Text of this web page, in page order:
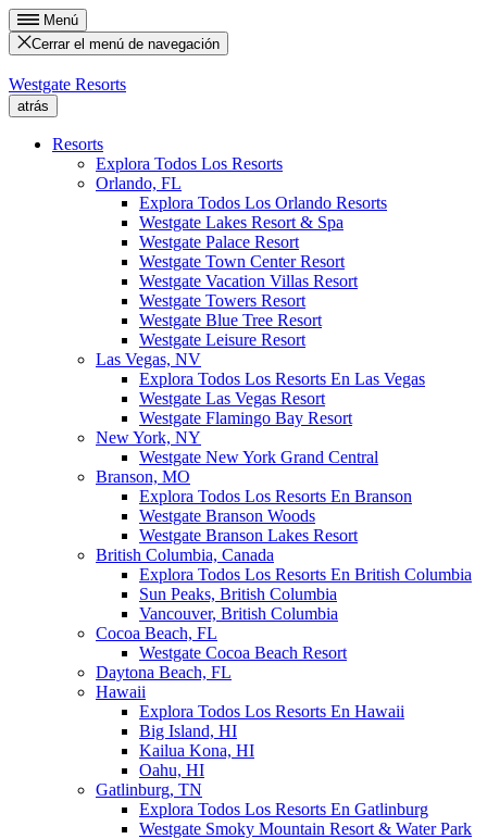
Menú
Cerrar el menú de navegación
Westgate Resorts
atrás
Resorts
Explora Todos Los Resorts
Orlando, FL
Explora Todos Los Orlando Resorts
Westgate Lakes Resort & Spa
Westgate Palace Resort
Westgate Town Center Resort
Westgate Vacation Villas Resort
Westgate Towers Resort
Westgate Blue Tree Resort
Westgate Leisure Resort
Las Vegas, NV
Explora Todos Los Resorts En Las Vegas
Westgate Las Vegas Resort
Westgate Flamingo Bay Resort
New York, NY
Westgate New York Grand Central
Branson, MO
Explora Todos Los Resorts En Branson
Westgate Branson Woods
Westgate Branson Lakes Resort
British Columbia, Canada
Explora Todos Los Resorts En British Columbia
Sun Peaks, British Columbia
Vancouver, British Columbia
Cocoa Beach, FL
Westgate Cocoa Beach Resort
Daytona Beach, FL
Hawaii
Explora Todos Los Resorts En Hawaii
Big Island, HI
Kailua Kona, HI
Oahu, HI
Gatlinburg, TN
Explora Todos Los Resorts En Gatlinburg
Westgate Smoky Mountain Resort & Water Park